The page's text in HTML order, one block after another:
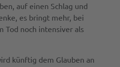
auf einen Schlag und
es bringt mehr, bei
Tod noch intensiver als
künftig dem Glauben an